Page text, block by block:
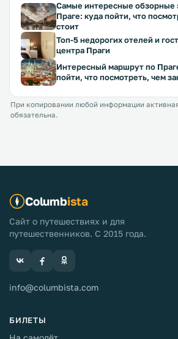
Самые интересные обзорные
Праге: куда пойти, что
стоит
Топ-5 недорогих отелей и
центра Праги
Интересный маршрут по
пойти, что посмотреть, чем
При копировании любой информации
обязательна.
Columbista
Сайт о путешествиях и для
путешественников. С 2015 года.
info@columbista.com
БИЛЕТЫ